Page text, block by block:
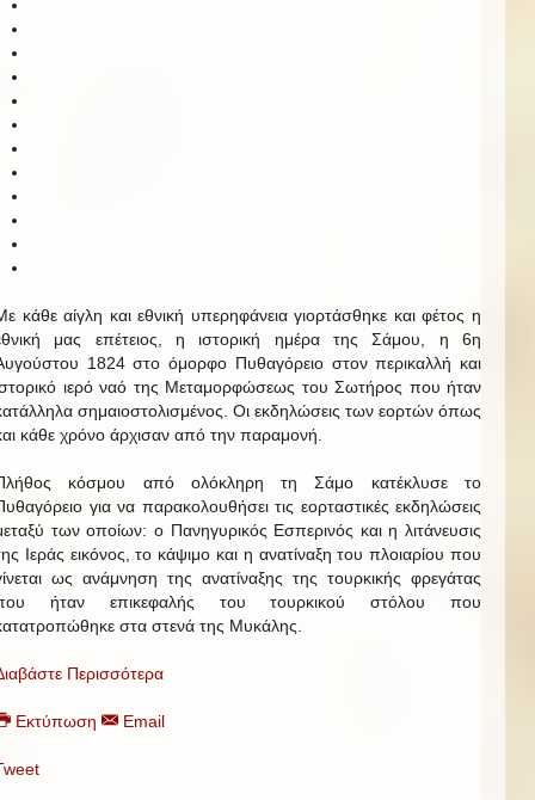
κάθε αίγλη και εθνική υπερηφάνεια γιορτάσθηκε και φέτος η
μας επέτειος, η ιστορική ημέρα της Σάμου, η 6η
1824 στο όμορφο Πυθαγόρειο στον περικαλλή και
ιερό ναό της Μεταμορφώσεως του Σωτήρος που ήταν
σημαιοστολισμένος. Οι εκδηλώσεις των εορτών όπως
κάθε χρόνο άρχισαν από την παραμονή.
κόσμου από ολόκληρη τη Σάμο κατέκλυσε το
για να παρακολουθήσει τις εορταστικές εκδηλώσεις
των οποίων: ο Πανηγυρικός Εσπερινός και η λιτάνευσις
Ιεράς εικόνος, το κάψιμο και η ανατίναξη του πλοιαρίου που
ως ανάμνηση της ανατίναξης της τουρκικής φρεγάτας
ήταν επικεφαλής του τουρκικού στόλου που
στα στενά της Μυκάλης.
Περισσότερα
Εκτύπωση Email